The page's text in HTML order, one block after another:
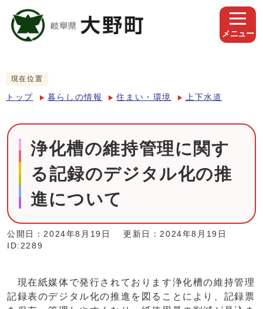
メニュー
現在位置
トップ 暮らしの情報 住まい・環境 上下水道
浄化槽の維持管理に関す
る記録のデジタル化の推
進について
公開日：2024年8月19日
更新日：2024年8月19日
ID:2289
現在紙媒体で発行されております浄化槽の維持管理
記録表のデジタル化の推進を図ることにより、記録票